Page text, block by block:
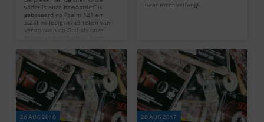
vader is onze bewaarder” is
gebaseerd op Psalm 121 en
staat volledig in het teken van
vertrouwen op God als onze
over het opslaan van de ogen
naar de bergen en de vraag waar
onze hulp vandaan komt. Het
antwoord is duidelijk: onze hulp
komt van de Heer, de Schepper
van hemel en aarde. God wordt
neergezet als een wachter die
niet slaapt en niet…
naar meer verlangt.
26 AUG 2018 20 AUG 2017